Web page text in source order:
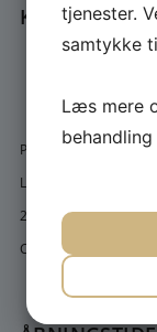
KONTAKT
+45 22 22 37 44
Pallex v/Palle
Landsbygaden 7,
2630 Taastrup
Cvr. 10848008
tjenester.
samtykke
Læs mere